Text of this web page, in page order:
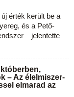
érték került be a
és a Pető-
– jelentette
– Az élelmiszer-
elmarad az